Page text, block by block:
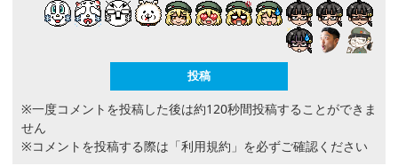
※一度コメントを投稿した後は約120秒間投稿することができま
せん
※コメントを投稿する際は 「利用規約」 を必ずご確認ください